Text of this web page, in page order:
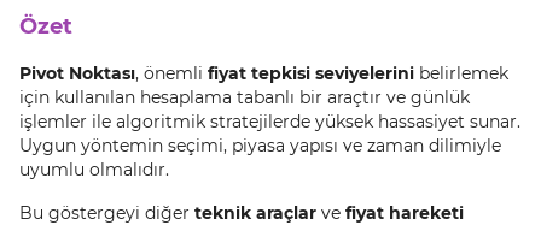
Özet
Pivot Noktası, önemli fiyat tepkisi seviyelerini belirlemek
için kullanılan hesaplama tabanlı bir araçtır ve günlük
işlemler ile algoritmik stratejilerde yüksek hassasiyet sunar.
Uygun yöntemin seçimi, piyasa yapısı ve zaman dilimiyle
uyumlu olmalıdır.
Bu göstergeyi diğer teknik araçlar ve fiyat hareketi